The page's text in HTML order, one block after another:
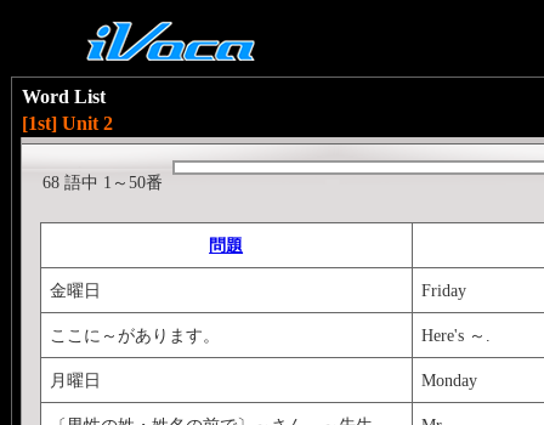
Word List
[1st] Unit 2
68 語中 1～50番
問題
金曜日 Friday
ここに～があります。 Here's ～.
月曜日 Monday